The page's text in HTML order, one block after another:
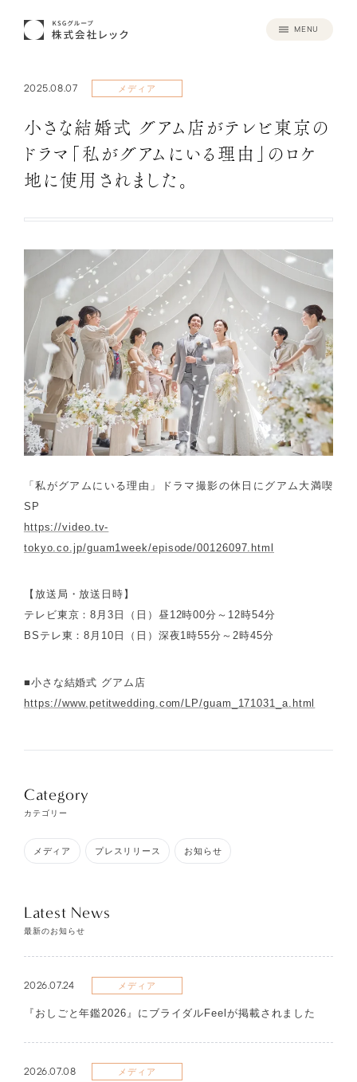
MENU
2025.08.07 メディア
小さな結婚式 グアム店がテレビ東京の
ドラマ「私がグアムにいる理由」のロケ
地に使用されました。
「私がグアムにいる理由」ドラマ撮影の休日にグアム大満喫
SP
https://video.tv-
tokyo.co.jp/guam1week/episode/00126097.html
【放送局・放送日時】
テレビ東京：8月3日（日）昼12時00分～12時54分
BSテレ東：8月10日（日）深夜1時55分～2時45分
■小さな結婚式 グアム店
https://www.petitwedding.com/LP/guam_171031_a.html
Category
カテゴリー
メディア プレスリリース お知らせ
Latest News
最新のお知らせ
2026.07.24 メディア
『おしごと年鑑2026』にブライダルFeelが掲載されました
2026.07.08 メディア